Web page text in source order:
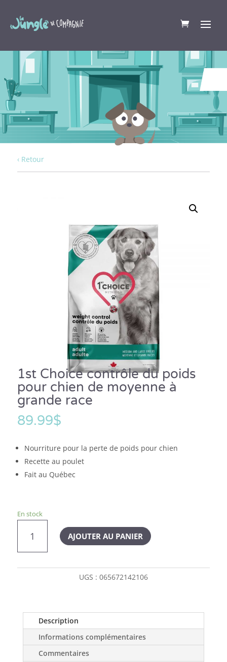
‹ Retour
1st Choice contrôle du poids
pour chien de moyenne à
grande race
89.99$
Nourriture pour la perte de poids pour chien
Recette au poulet
Fait au Québec
En stock
de
moyenne
AJOUTER AU PANIER
UGS : 065672142106
Description
Informations complémentaires
Commentaires